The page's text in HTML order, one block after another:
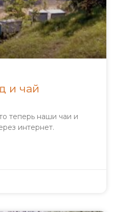
и чай
теперь наши чаи и
интернет.